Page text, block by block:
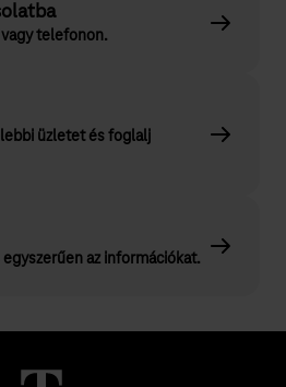
telefonon.
üzletet és foglalj
egyszerűen az információkat.